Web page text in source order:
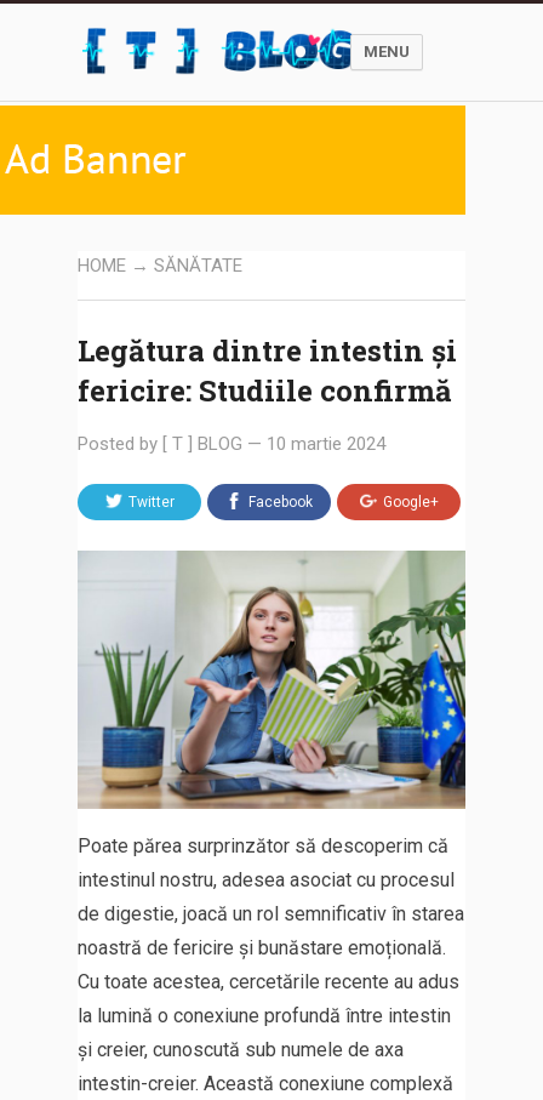
MENU
HOME → SĂNĂTATE
Legătura dintre intestin și
fericire: Studiile confirmă
Posted by [ T ] BLOG — 10 martie 2024
Twitter Facebook Google+
Poate părea surprinzător să descoperim că
intestinul nostru, adesea asociat cu procesul
de digestie, joacă un rol semnificativ în starea
noastră de fericire și bunăstare emoțională.
Cu toate acestea, cercetările recente au adus
la lumină o conexiune profundă între intestin
și creier, cunoscută sub numele de axa
intestin-creier. Această conexiune complexă